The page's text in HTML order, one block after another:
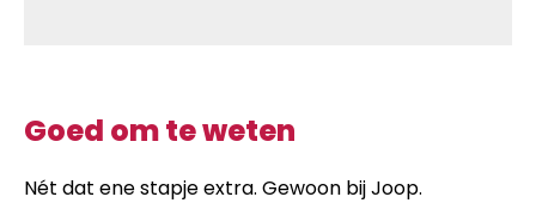
Goed om te weten
Nét dat ene stapje extra. Gewoon bij Joop.